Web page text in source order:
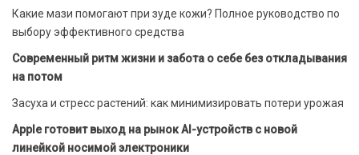
Какие мази помогают при зуде кожи? Полное руководство по
выбору эффективного средства
Современный ритм жизни и забота о себе без откладывания
на потом
Засуха и стресс растений: как минимизировать потери урожая
Apple готовит выход на рынок AI-устройств с новой
линейкой носимой электроники